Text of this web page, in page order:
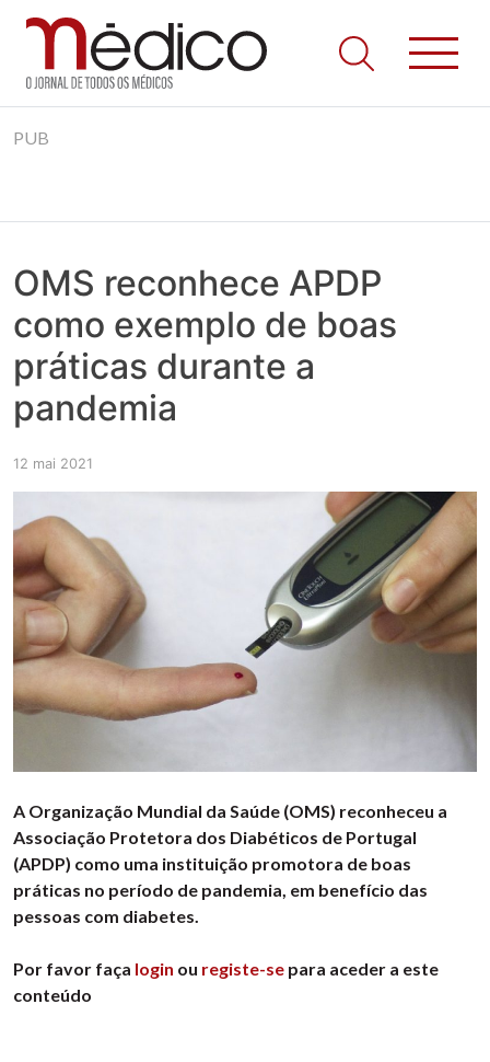
to
Jornal Médico
Médico – O Jornal de Todos os Médicos. Onde as notícias
realmente contam! Tudo o que se passa na Saúde!
PUB
OMS reconhece APDP
como exemplo de boas
práticas durante a
pandemia
12 mai 2021
A Organização Mundial da Saúde (OMS) reconheceu a
Associação Protetora dos Diabéticos de Portugal
(APDP) como uma instituição promotora de boas
práticas no período de pandemia, em benefício das
pessoas com diabetes.
Por favor faça login ou registe-se para aceder a este
conteúdo